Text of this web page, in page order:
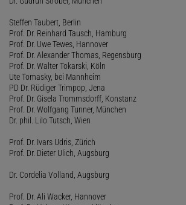
Steffen Taubert, Berlin
Prof. Dr. Reinhard Tausch, Hamburg
Prof. Dr. Uwe Tewes, Hannover
Prof. Dr. Alexander Thomas, Regensburg
Prof. Dr. Walter Tokarski, Köln
Ute Tomasky, bei Mannheim
PD Dr. Rüdiger Trimpop, Jena
Prof. Dr. Gisela Trommsdorff, Konstanz
Prof. Dr. Wolfgang Tunner, München
Dr. phil. Lilo Tutsch, Wien
Prof. Dr. Ivars Udris, Zürich
Prof. Dr. Dieter Ulich, Augsburg
Dr. Cordelia Volland, Augsburg
Prof. Dr. Ali Wacker, Hannover